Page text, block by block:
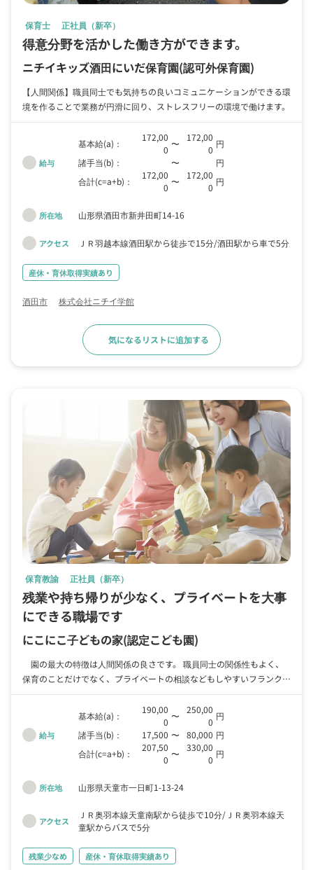
保育士 正社員（新卒）
得意分野を活かした働き方ができます。
ニチイキッズ酒田にいだ保育園(認可外保育園)
【人間関係】職員同士でも気持ちの良いコミュニケーションができる環
境を作ることで業務が円滑に回り、ストレスフリーの環境で働けます。
給与
基本給(a)：
172,00
0
〜
172,00
0
円
諸手当(b)：
〜
円
合計(c=a+b)：
172,00
0
〜
172,00
0
円
所在地 山形県酒田市新井田町14-16
アクセス ＪＲ羽越本線酒田駅から徒歩で15分 酒田駅から車で5分
産休・育休取得実績あり
酒田市 株式会社ニチイ学館
気になるリストに追加する
保育教諭 正社員（新卒）
残業や持ち帰りが少なく、プライベートを大事
にできる職場です
にこにこ子どもの家(認定こども園)
園の最大の特徴は人間関係の良さです。 職員同士の関係性もよく、
保育のことだけでなく、プライベートの相談などもしやすいフランクな
関係で働けます。 リトミックや英語など課外活動では外部講師を招
いており、保育士は子どもたち一緒に活動を楽しみながら保育ができま
す。 新人のうちは一人で担任や保護者対応を請け負うことのないよ
う、経験のある保育士が必ずサポートする体制をとっているので、安心
して仕事ができます。 産休育休を取得して復帰した職員について
は、時短勤務やパート勤務への変更にも臨機応変に対応できます。
にこにこ子どもの家では、モンテッソーリ教育を取り入れております。
職員にはモンテッソーリ教育について学べる機会を設けているので、初
めての方でも安心して働くことができます。
給与
基本給(a)：
190,00
0
〜
250,00
0
円
諸手当(b)：
17,500 〜 80,000 円
合計(c=a+b)：
207,50
0
〜
330,00
0
円
所在地 山形県天童市一日町1-13-24
アクセス
ＪＲ奥羽本線天童南駅から徒歩で10分
ＪＲ奥羽本線天
童駅からバスで5分
残業少なめ 産休・育休取得実績あり